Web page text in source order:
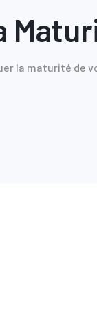
la maturité de